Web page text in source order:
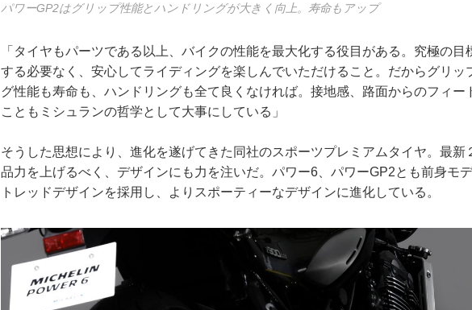
パワーGP2はグリップ性能とハンドリングが大きく向上。寿命もアップ
「タイヤもパーツである以上、バイクの性能を最大化する役目がある。究極の目
する必要なく、安心してライディングを楽しんでいただけること。だからグリッ
グ性能も寿命も、ハンドリングも全て良くなければ。接地感、路面からのフィー
こともミシュランの哲学として大事にしている」
そうした思想により、進化を遂げてきた同社のスポーツプレミアムタイヤ。最新
品力を上げるべく、デザインにも力を注いだ。パワー6、パワーGP2とも前身モ
トレッドデザインを採用し、よりスポーティーなデザインに進化している。